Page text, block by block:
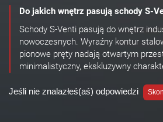
Do jakich wnętrz pasują schody S-
Schody S-Venti pasują do wnętrz
nowoczesnych. Wyraźny kontur
pionowe pręty nadają otwartym
minimalistyczny, ekskluzywny
Jeśli nie znalazłeś(aś) odpowiedzi